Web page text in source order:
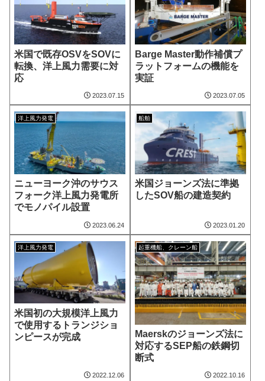
米国で既存OSVをSOVに
転換、洋上風力需要に対
応
2023.07.15
Barge Master動作補償プ
ラットフォームの機能を
実証
2023.07.05
洋上風力発電
ニューヨーク沖のサウス
フォーク洋上風力発電所
でモノパイル設置
2023.06.24
船舶
米国ジョーンズ法に準拠
したSOV船の建造契約
2023.01.20
洋上風力発電
米国初の大規模洋上風力
で使用するトランジショ
ンピースが完成
2022.12.06
起重機船、クレーン船
Maerskのジョーンズ法に
対応するSEP船の鉄鋼切
断式
2022.10.16